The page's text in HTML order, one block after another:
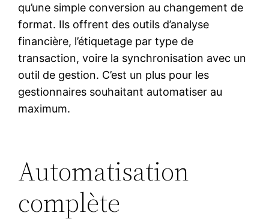
qu’une simple conversion au changement de
format. Ils offrent des outils d’analyse
financière, l’étiquetage par type de
transaction, voire la synchronisation avec un
outil de gestion. C’est un plus pour les
gestionnaires souhaitant automatiser au
maximum.
Automatisation
complète